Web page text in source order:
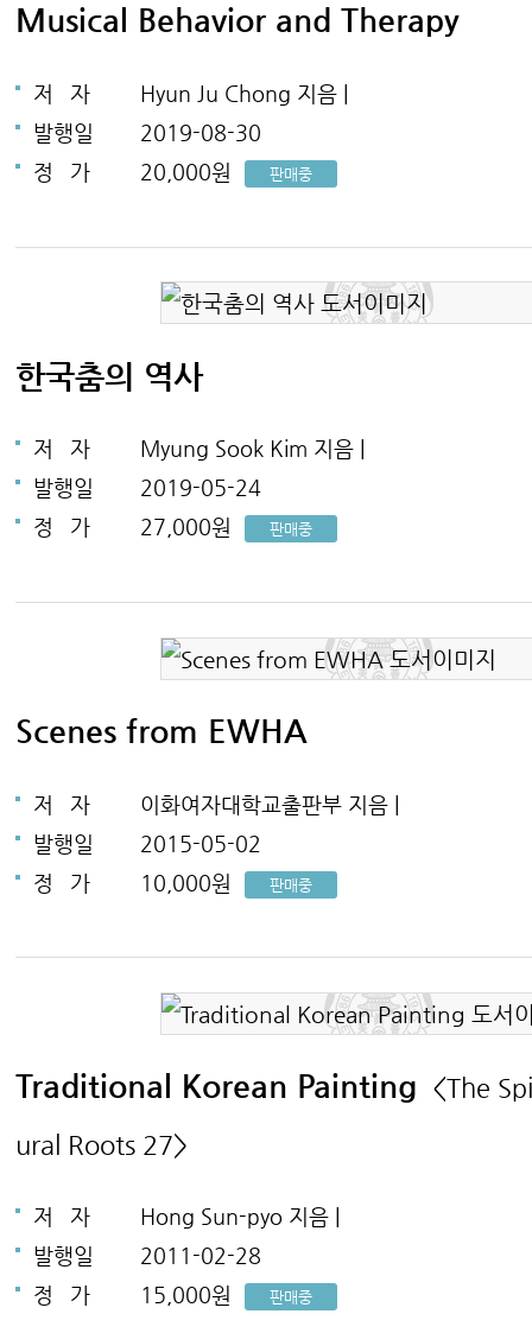
Musical Behavior and Therapy
저 자
Hyun Ju Chong 지음 |
발행일
2019-08-30
정
가 20,000원 판매중
한국춤의 역사
저 자
Myung Sook Kim 지음 |
발행일
2019-05-24
정
가 27,000원 판매중
Scenes from EWHA
저 자
이화여자대학교출판부 지음 |
발행일
2015-05-02
정
가 10,000원 판매중
Traditional Korean Painting <The
ural Roots 27>
저 자
Hong Sun-pyo 지음 |
발행일
2011-02-28
정
가 15,000원 판매중